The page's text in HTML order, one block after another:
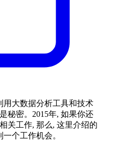
用大数据分析工具和技术
秘密。2015年, 如果你还
关工作, 那么, 这里介绍的
个工作机会。